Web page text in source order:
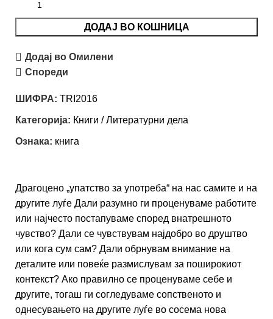
ДОДАЈ ВО КОШНИЦА
Додај во Омилени
Спореди
ШИФРА: TRI2016
Категорија: Книги / Литературни дела
Ознака: книга
Драгоцено „упатство за употреба“ на нас самите и на
другите луѓе Дали разумно ги проценуваме работите
или најчесто постапуваме според внатрешното
чувство? Дали се чувствувам најдобро во друштво
или кога сум сам? Дали обрнувам внимание на
деталите или повеќе размислувам за поширокиот
контекст? Ако правилно се проценуваме себе и
другите, тогаш ги согледуваме сопственото и
однесувањето на другите луѓе во сосема нова